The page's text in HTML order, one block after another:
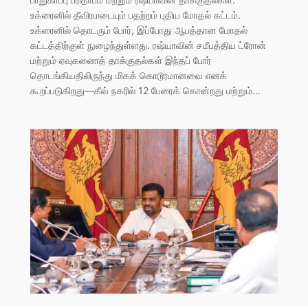
உக்ரைனில் தீவிரமடையும் பதற்றம் புதிய மோதல் கட்டம்.
உக்ரைனில் தொடரும் போர், இப்போது ஆபத்தான மோதல்
கட்டத்திற்குள் நுழைந்துள்ளது. ரஷ்யாவின் சமீபத்திய ட்ரோன்
மற்றும் ஏவுகணைத் தாக்குதல்கள் இந்தப் போர்
தொடங்கியதிலிருந்து மிகக் கொடூரமானவை எனக்
கூறப்படுகிறது—கீவ் நகரில் 12 பேரைக் கொன்றது மற்றும்…